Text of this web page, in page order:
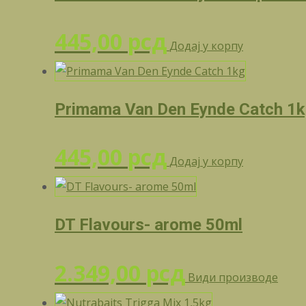
445,00 рсд Додај у корпу
Primama Van Den Eynde Catch
445,00 рсд Додај у корпу
DT Flavours- arome 50ml
2.349,00 рсд Види производе